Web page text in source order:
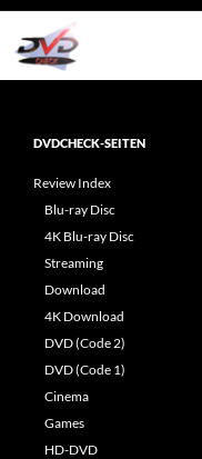
Zum
Inhalt
springen
Reviews rund ums Heimkino &
DVDCHECK-SEITEN
Review Index
Blu-ray Disc
4K Blu-ray Disc
Streaming
Download
4K Download
DVD (Code 2)
DVD (Code 1)
Cinema
Games
HD-DVD